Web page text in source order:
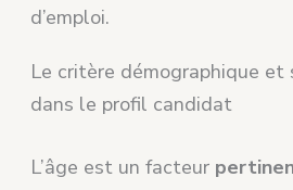
d’emploi.
Le critère démographique et
dans le profil candidat
L’âge est un facteur